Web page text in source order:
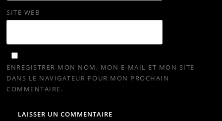
SITE WEB
ENREGISTRER MON NOM, MON E-MAIL ET MON SITE
DANS LE NAVIGATEUR POUR MON PROCHAIN
COMMENTAIRE.